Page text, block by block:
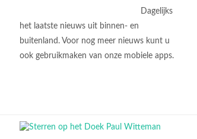
Dagelijks
het laatste nieuws uit binnen- en
buitenland. Voor nog meer nieuws kunt u
ook gebruikmaken van onze mobiele apps.